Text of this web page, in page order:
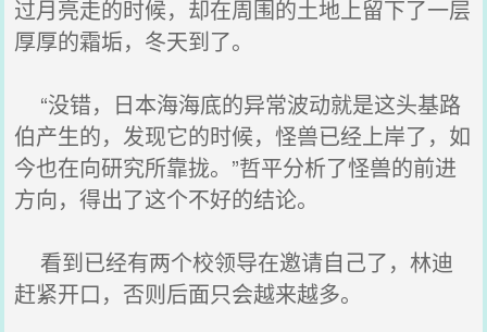
过月亮走的时候，却在周围的土地上留下了一层
厚厚的霜垢，冬天到了。
“没错，日本海海底的异常波动就是这头基路
伯产生的，发现它的时候，怪兽已经上岸了，如
今也在向研究所靠拢。”哲平分析了怪兽的前进
方向，得出了这个不好的结论。
看到已经有两个校领导在邀请自己了，林迪
赶紧开口，否则后面只会越来越多。